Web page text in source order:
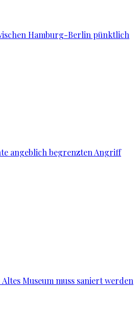
Hamburg-Berlin pünktlich
angeblich begrenzten Angriff
Museum muss saniert werden